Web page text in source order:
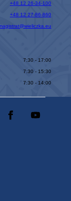
+48 12 26-34-100
+48 12 27-86-860
7:30 - 17:00
7:30 - 15:30
7:30 - 14:00